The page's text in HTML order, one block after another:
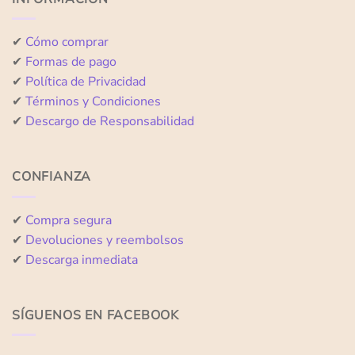
✔ Cómo comprar
✔ Formas de pago
✔ Política de Privacidad
✔ Términos y Condiciones
✔ Descargo de Responsabilidad
CONFIANZA
✔ Compra segura
✔ Devoluciones y reembolsos
✔ Descarga inmediata
SÍGUENOS EN FACEBOOK